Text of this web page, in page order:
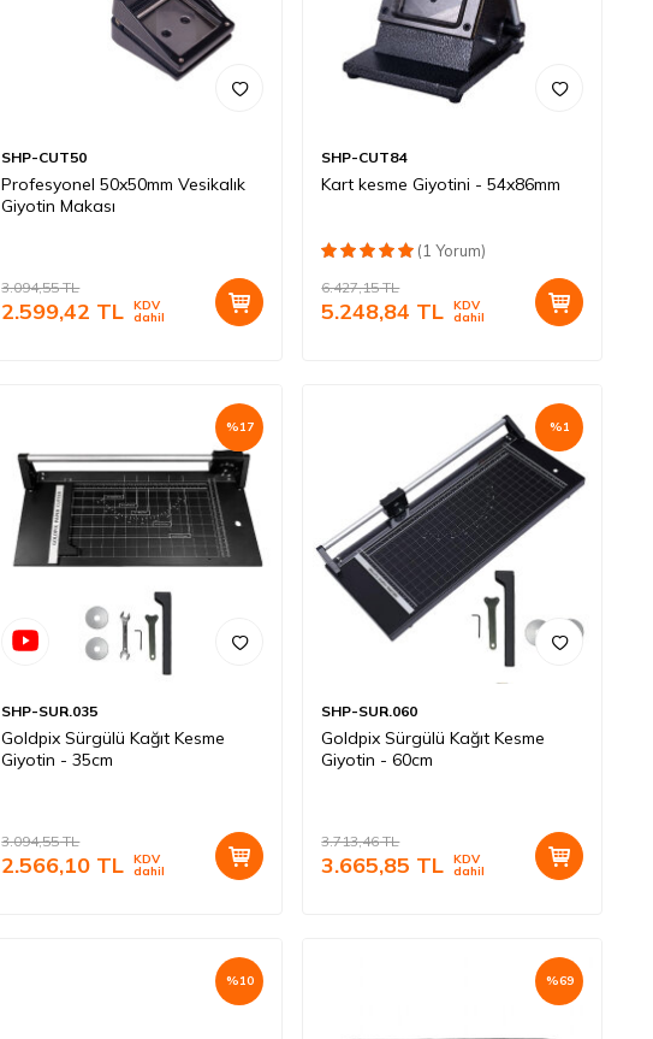
SHP-CUT50
Profesyonel 50x50mm Vesikalık
Giyotin Makası
3.094,55TL
2.599,42 TL KDV
dahil
SHP-CUT84
Kart kesme Giyotini - 54x86mm
(1 Yorum)
6.427,15TL
5.248,84 TL KDV
dahil
%17
SHP-SUR.035
Goldpix Sürgülü Kağıt Kesme
Giyotin - 35cm
3.094,55TL
2.566,10 TL KDV
dahil
%1
SHP-SUR.060
Goldpix Sürgülü Kağıt Kesme
Giyotin - 60cm
3.713,46TL
3.665,85 TL KDV
dahil
%10 %69